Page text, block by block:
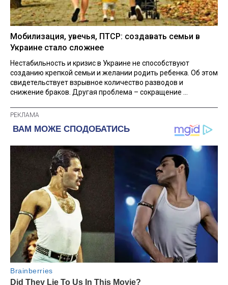
Мобилизация, увечья, ПТСР: создавать семьи в
Украине стало сложнее
Нестабильность и кризис в Украине не способствуют
созданию крепкой семьи и желании родить ребенка. Об этом
свидетельствует взрывное количество разводов и
снижение браков. Другая проблема – сокращение ...